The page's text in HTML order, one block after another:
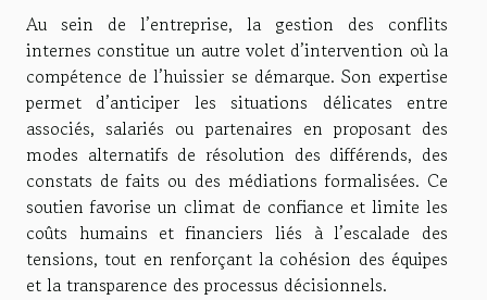
Au sein de l’entreprise, la gestion des conflits
internes constitue un autre volet d’intervention où la
compétence de l’huissier se démarque. Son expertise
permet d’anticiper les situations délicates entre
associés, salariés ou partenaires en proposant des
modes alternatifs de résolution des différends, des
constats de faits ou des médiations formalisées. Ce
soutien favorise un climat de confiance et limite les
coûts humains et financiers liés à l’escalade des
tensions, tout en renforçant la cohésion des équipes
et la transparence des processus décisionnels.